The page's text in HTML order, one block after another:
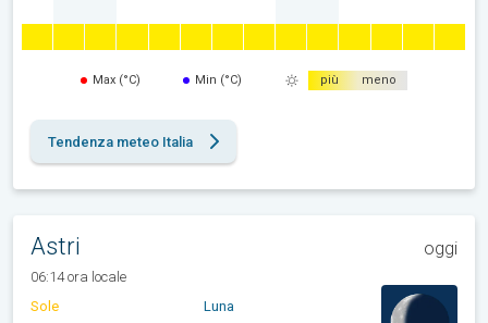
Max (°C) Min (°C) più meno
Tendenza meteo Italia
Astri oggi
06:14 ora locale
Sole
Luna